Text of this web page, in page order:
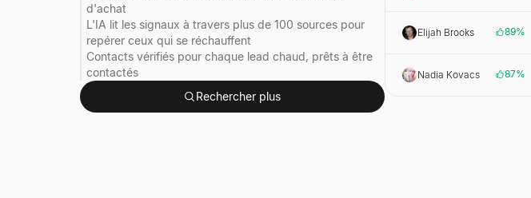
d'achat
L'IA lit les signaux à travers plus de 100 sources pour
repérer ceux qui se réchauffent
Contacts vérifiés pour chaque lead chaud, prêts à être
contactés
Rechercher plus
Elijah Brooks 89%
Nadia Kovacs 87%